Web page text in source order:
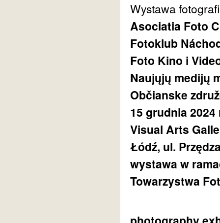
Wystawa
Asociatia Foto
Fotoklub
Foto Kino i
Naujųjų medijų
Občianske
15 grudnia 2024
Visual Arts
Łódź, ul.
wystawa w
Towarzystwa